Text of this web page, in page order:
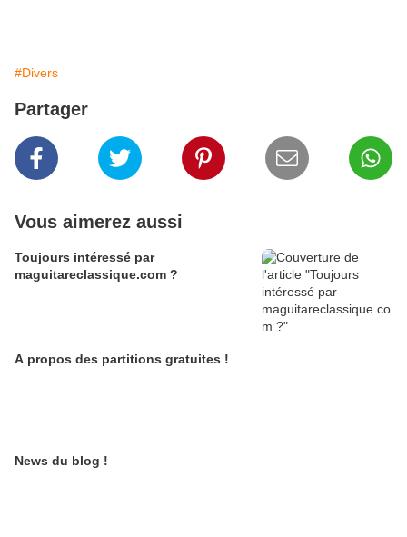
#Divers
Partager
Vous aimerez aussi
Toujours intéressé par
maguitareclassique.com ?
A propos des partitions gratuites !
News du blog !